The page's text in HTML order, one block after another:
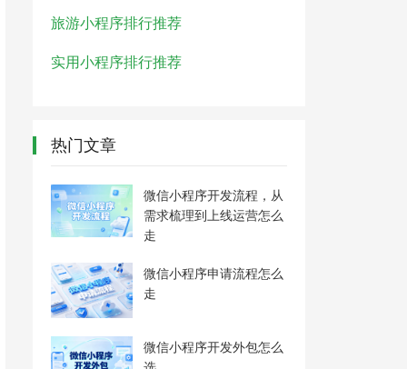
旅游小程序排行推荐
实用小程序排行推荐
热门文章
微信小程序开发流程，从
需求梳理到上线运营怎么
走
微信小程序申请流程怎么
走
微信小程序开发外包怎么